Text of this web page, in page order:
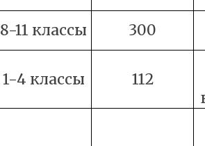
8-11 классы 300
1-4 классы
112